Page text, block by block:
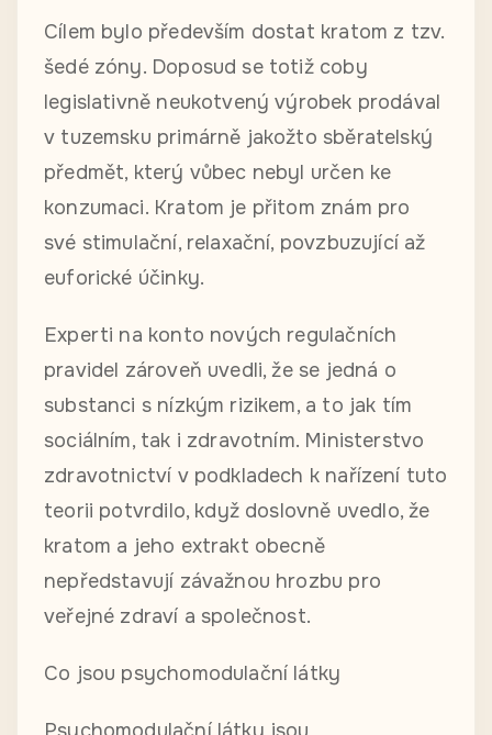
Cílem bylo především dostat kratom z tzv.
šedé zóny. Doposud se totiž coby
legislativně neukotvený výrobek prodával
v tuzemsku primárně jakožto sběratelský
předmět, který vůbec nebyl určen ke
konzumaci. Kratom je přitom znám pro
své stimulační, relaxační, povzbuzující až
euforické účinky.
Experti na konto nových regulačních
pravidel zároveň uvedli, že se jedná o
substanci s nízkým rizikem, a to jak tím
sociálním, tak i zdravotním. Ministerstvo
zdravotnictví v podkladech k nařízení tuto
teorii potvrdilo, když doslovně uvedlo, že
kratom a jeho extrakt obecně
nepředstavují závažnou hrozbu pro
veřejné zdraví a společnost.
Co jsou psychomodulační látky